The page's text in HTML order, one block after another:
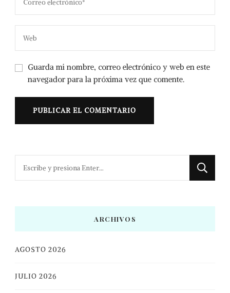
Guarda mi nombre, correo electrónico y web en este
navegador para la próxima vez que comente.
ARCHIVOS
AGOSTO 2026
JULIO 2026